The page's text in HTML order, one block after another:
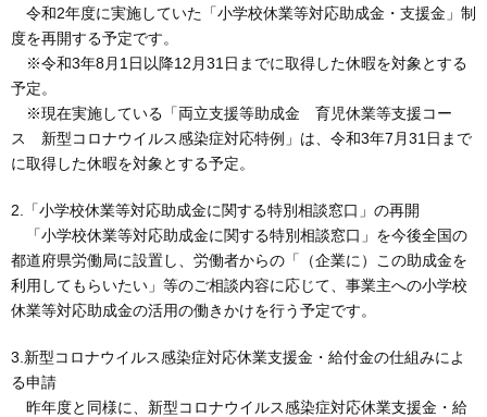
令和2年度に実施していた「小学校休業等対応助成金・支援金」制
度を再開する予定です。
※令和3年8月1日以降12月31日までに取得した休暇を対象とする
予定。
※現在実施している「両立支援等助成金 育児休業等支援コー
ス 新型コロナウイルス感染症対応特例」は、令和3年7月31日まで
に取得した休暇を対象とする予定。
2.「小学校休業等対応助成金に関する特別相談窓口」の再開
「小学校休業等対応助成金に関する特別相談窓口」を今後全国の
都道府県労働局に設置し、労働者からの「（企業に）この助成金を
利用してもらいたい」等のご相談内容に応じて、事業主への小学校
休業等対応助成金の活用の働きかけを行う予定です。
3.新型コロナウイルス感染症対応休業支援金・給付金の仕組みによ
る申請
昨年度と同様に、新型コロナウイルス感染症対応休業支援金・給